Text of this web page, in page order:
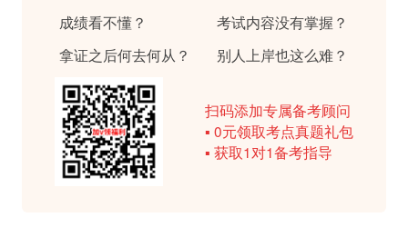
成绩看不懂？
考试内容没有掌握？
拿证之后何去何从？
别人上岸也这么难？
扫码添加专属备考顾问
▪ 0元领取考点真题礼包
▪ 获取1对1备考指导